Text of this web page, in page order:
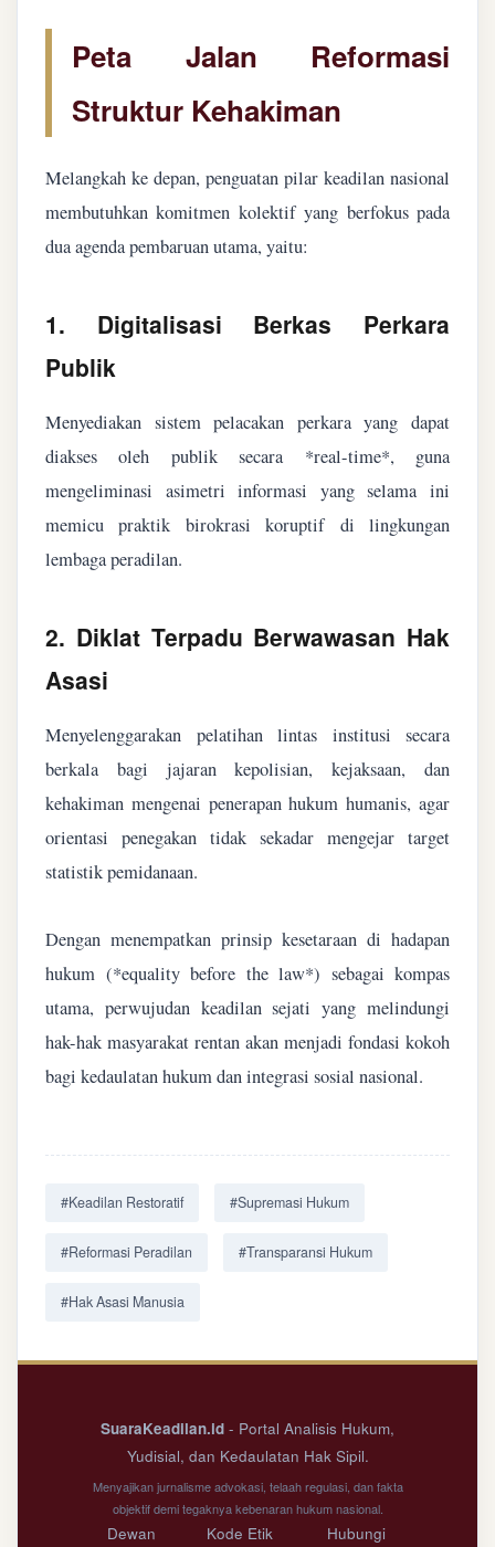
Peta Jalan Reformasi
Struktur Kehakiman
Melangkah ke depan, penguatan pilar keadilan nasional
membutuhkan komitmen kolektif yang berfokus pada
dua agenda pembaruan utama, yaitu:
1. Digitalisasi Berkas Perkara
Publik
Menyediakan sistem pelacakan perkara yang dapat
diakses oleh publik secara *real-time*, guna
mengeliminasi asimetri informasi yang selama ini
memicu praktik birokrasi koruptif di lingkungan
lembaga peradilan.
2. Diklat Terpadu Berwawasan Hak
Asasi
Menyelenggarakan pelatihan lintas institusi secara
berkala bagi jajaran kepolisian, kejaksaan, dan
kehakiman mengenai penerapan hukum humanis, agar
orientasi penegakan tidak sekadar mengejar target
statistik pemidanaan.
Dengan menempatkan prinsip kesetaraan di hadapan
hukum (*equality before the law*) sebagai kompas
utama, perwujudan keadilan sejati yang melindungi
hak-hak masyarakat rentan akan menjadi fondasi kokoh
bagi kedaulatan hukum dan integrasi sosial nasional.
#Keadilan Restoratif #Supremasi Hukum
#Reformasi Peradilan #Transparansi Hukum
#Hak Asasi Manusia
SuaraKeadilan.id - Portal Analisis Hukum,
Yudisial, dan Kedaulatan Hak Sipil.
Menyajikan jurnalisme advokasi, telaah regulasi, dan fakta
objektif demi tegaknya kebenaran hukum nasional.
Dewan Kode Etik Hubungi